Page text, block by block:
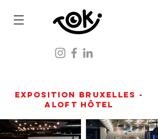
Exposition Bruxelles -
Aloft Hôtel